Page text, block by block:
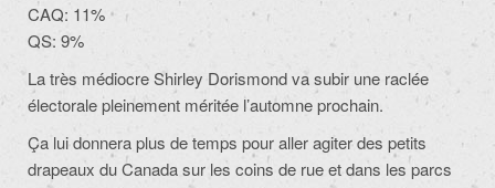
CAQ: 11%
QS: 9%
La très médiocre Shirley Dorismond va subir une raclée
électorale pleinement méritée l’automne prochain.
Ça lui donnera plus de temps pour aller agiter des petits
drapeaux du Canada sur les coins de rue et dans les parcs